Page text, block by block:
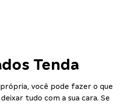
Tenda
você pode fazer o que
tudo com a sua cara. Se